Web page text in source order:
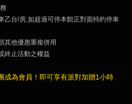
乙台/房,如超過可停本館正對面特約停車
其他優惠重複併用
終止活動之權益
成為會員！即可享有派對加贈1小時